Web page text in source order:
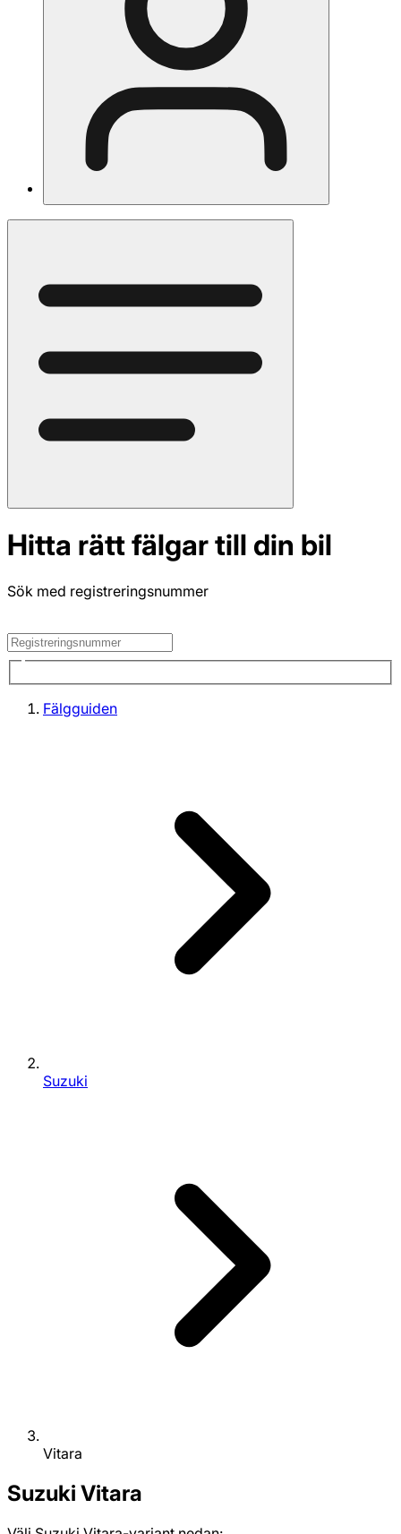
Hitta rätt fälgar till din bil
Sök med registreringsnummer
Fälgguiden
Suzuki
Vitara
Suzuki Vitara